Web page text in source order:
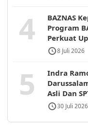
4
BAZNAS
Program
Perkuat
8 Juli 2026
5
Indra
Asli Dan
30 Juli 2026